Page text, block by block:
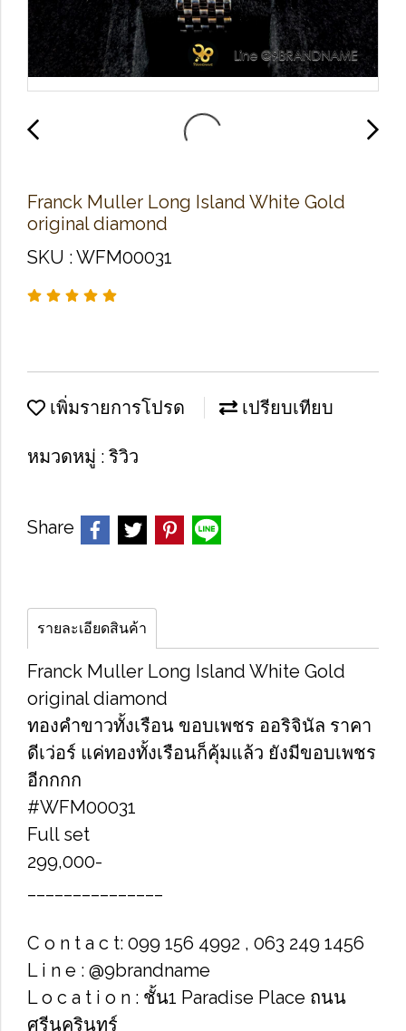
Franck Muller Long Island White Gold
original diamond
SKU : WFM00031
เพิ่มรายการโปรด เปรียบเทียบ
หมวดหมู่ : ริวิว
Share
รายละเอียดสินค้า
Franck Muller Long Island White Gold
original diamond
ทองคำขาวทั้งเรือน ขอบเพชร ออริจินัล ราคา
ดีเว่อร์ แค่ทองทั้งเรือนก็คุ้มแล้ว ยังมีขอบเพชร
อีกกกก
#WFM00031
Full set
299,000-
C o n t a c t: 099 156 4992 , 063 249 1456
L i n e : @9brandname
L o c a t i o n : ชั้น1 Paradise Place ถนน
ศรีนครินทร์